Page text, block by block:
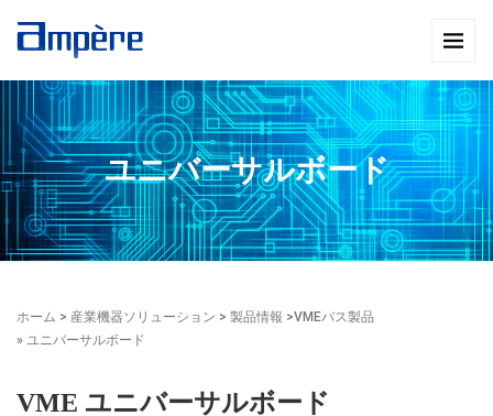
ユニバーサルボード
ホーム > 産業機器ソリューション > 製品情報 >VMEバス製品
» ユニバーサルボード
VME ユニバーサルボード